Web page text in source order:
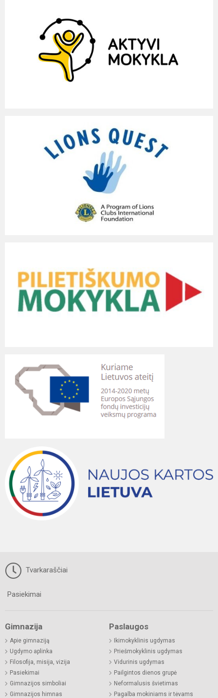
Tvarkaraščiai
Pasiekimai
Gimnazija
Apie gimnaziją
Ugdymo aplinka
Filosofija, misija, vizija
Pasiekimai
Gimnazijos simboliai
Gimnazijos himnas
Paslaugos
Ikimokyklinis ugdymas
Priešmokyklinis ugdymas
Vidurinis ugdymas
Pailgintos dienos grupė
Neformalusis švietimas
Pagalba mokiniams ir tėvams